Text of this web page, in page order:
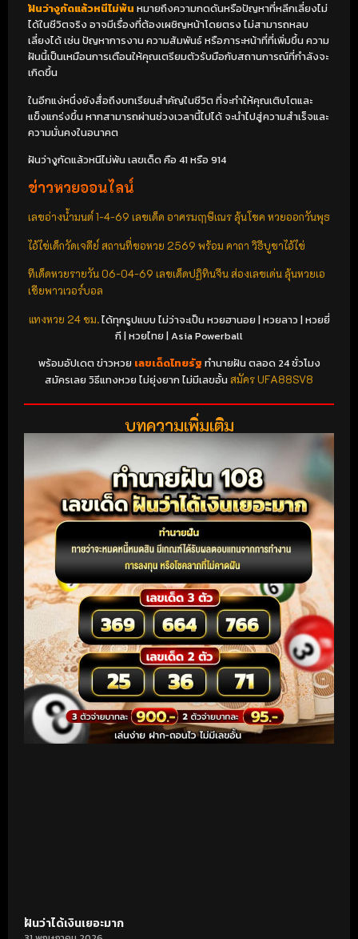
ฝันว่างูกัดแล้วหนีไม่พ้น หมายถึงความกดดันหรือปัญหาที่หลีกเลี่ยงไม่
ได้ในชีวิตจริง อาจมีเรื่องที่ต้องเผชิญหน้าโดยตรง ไม่สามารถหลบ
เลี่ยงได้ เช่น ปัญหาการงาน ความสัมพันธ์ หรือภาระหน้าที่ที่เพิ่มขึ้น ความ
ฝันนี้เป็นเหมือนการเตือนให้คุณเตรียมตัวรับมือกับสถานการณ์ที่กำลังจะ
เกิดขึ้น
ในอีกแง่หนึ่งยังสื่อถึงบทเรียนสำคัญในชีวิต ที่จะทำให้คุณเติบโตและ
แข็งแกร่งขึ้น หากสามารถผ่านช่วงเวลานี้ไปได้ จะนำไปสู่ความสำเร็จและ
ความมั่นคงในอนาคต
ฝันว่างูกัดแล้วหนีไม่พ้น เลขเด็ด คือ 41 หรือ 914
ข่าวหวยออนไลน์
เลขอ่างน้ำมนต์ 1-4-69 เลขเด็ด อาศรมฤๅษีเณร ลุ้นโชค หวยออกวันพุธ
ไอ้ไข่เด็กวัดเจดีย์ สถานที่ขอหวย 2569 พร้อม คาถา วิธีบูชาไอ้ไข่
ทีเด็ดหวยรายวัน 06-04-69 เลขเด็ดปฏิทินจีน ส่องเลขเด่น ลุ้นหวยเอ
เชียพาวเวอร์บอล
แทงหวย 24 ชม.ได้ทุกรูปแบบ ไม่ว่าจะเป็น หวยฮานอย | หวยลาว | หวยยี่
กี | หวยไทย | Asia Powerball
พร้อมอัปเดต ข่าวหวย เลขเด็ดไทยรัฐ ทำนายฝัน ตลอด 24 ชั่วโมง
สมัครเลย วิธีแทงหวย ไม่ยุ่งยาก ไม่มีเลขอั้น สมัคร UFA88SV8
บทความเพิ่มเติม
ฝันว่าได้เงินเยอะมาก